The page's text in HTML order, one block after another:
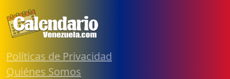
Políticas de Privacidad
Quiénes Somos